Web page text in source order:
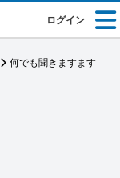
ログイン
何でも聞きますます